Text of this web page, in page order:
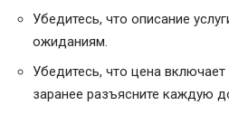
Убедитесь, что описание
ожиданиям.
Убедитесь, что цена
заранее разъясните каждую